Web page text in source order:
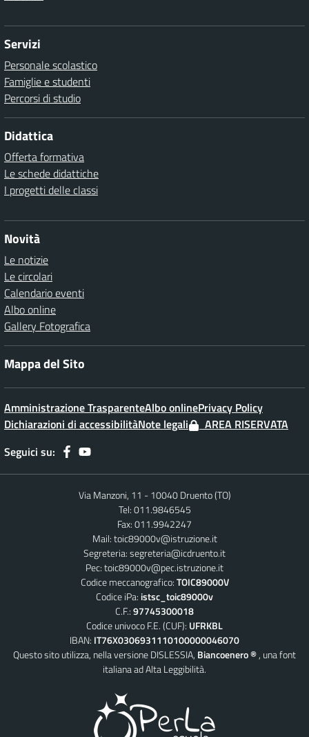
Servizi
Personale scolastico
Famiglie e studenti
Percorsi di studio
Didattica
Offerta formativa
Le schede didattiche
I progetti delle classi
Novità
Le notizie
Le circolari
Calendario eventi
Albo online
Gallery Fotografica
Mappa del Sito
Amministrazione TrasparenteAlbo onlinePrivacy Policy
Dichiarazioni di accessibilitàNote legali
AREA RISERVATA
Seguici su:
Via Manzoni, 11 - 10040 Druento (TO)
Tel: 011.9846545
Fax: 011.9942247
Mail:toic89000v@istruzione.it
Segreteria:segreteria@icdruento.it
Pec:toic89000v@pec.istruzione.it
Codice meccanografico:TOIC89000V
Codice iPa: istsc_toic89000v
C.F.:97745300018
Codice univoco F.E. (CUF): UFRKBL
IBAN: IT76X0306931110100000046070
Questo sito utilizza, nella versione DISLESSIA, Biancoenero ®, una font
italiana ad Alta Leggibilità.